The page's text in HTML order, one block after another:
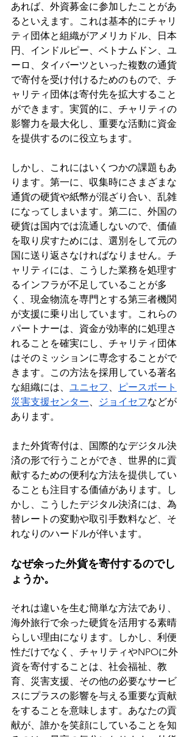
あれば、外資募金に参加したことがあ
るといえます。これは基本的にチャリ
ティ団体と組織がアメリカドル、日本
円、インドルピー、ベトナムドン、ユ
ーロ、タイバーツといった複数の通貨
で寄付を受け付けるためのもので、チ
ャリティ団体は寄付先を拡大すること
ができます。実質的に、チャリティの
影響力を最大化し、重要な活動に資金
を提供するのに役立ちます。
しかし、これにはいくつかの課題もあ
ります。第一に、収集時にさまざまな
通貨の硬貨や紙幣が混ざり合い、乱雑
になってしまいます。第二に、外国の
硬貨は国内では流通しないので、価値
を取り戻すためには、選別をして元の
国に送り返さなければなりません。チ
ャリティには、こうした業務を処理す
るインフラが不足していることが多
く、現金物流を専門とする第三者機関
が支援に乗り出しています。これらの
パートナーは、資金が効率的に処理さ
れることを確実にし、チャリティ団体
はそのミッションに専念することがで
きます。この方法を採用している著名
な組織には、 ユニセフ 、
ピースボート
災害支援センター、 ジョイセフなどが
あります。
また外貨寄付は、国際的なデジタル決
済の形で行うことができ、世界的に貢
献するための便利な方法を提供してい
ることも注目する価値があります。し
かし、こうしたデジタル決済には、為
替レートの変動や取引手数料など、そ
れなりのハードルが伴います。
なぜ余った外貨を寄付するのでし
ょうか。
それは違いを生む簡単な方法であり、
海外旅行で余った硬貨を活用する素晴
らしい理由になります。しかし、利便
性だけでなく、チャリティやNPOに外
資を寄付することは、社会福祉、教
育、災害支援、その他の必要なサービ
スにプラスの影響を与える重要な貢献
をすることを意味します。あなたの貢
献が、誰かを笑顔にしていることを知